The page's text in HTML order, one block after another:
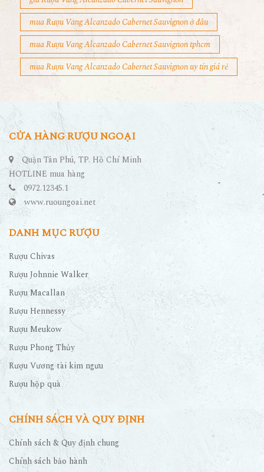
mua Rượu Vang Alcanzado Cabernet Sauvignon ở đâu
mua Rượu Vang Alcanzado Cabernet Sauvignon tphcm
mua Rượu Vang Alcanzado Cabernet Sauvignon uy tín giá rẻ
CỬA HÀNG RƯỢU NGOẠI
Quận Tân Phú, TP. Hồ Chí Minh
HOTLINE mua hàng
0972.12345.1
www.ruoungoai.net
DANH MỤC RƯỢU
Rượu Chivas
Rượu Johnnie Walker
Rượu Macallan
Rượu Hennessy
Rượu Meukow
Rượu Phong Thủy
Rượu Vương tài kim ngưu
Rượu hộp quà
CHÍNH SÁCH VÀ QUY ĐỊNH
Chính sách & Quy định chung
Chính sách bảo hành